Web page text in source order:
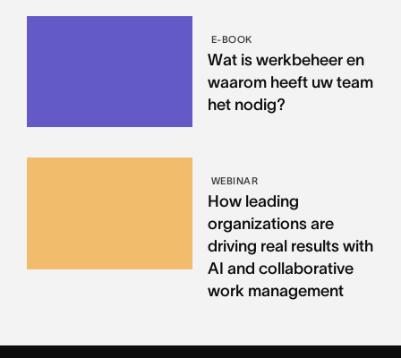
E-BOOK
Wat is werkbeheer en
waarom heeft uw team
het nodig?
WEBINAR
How leading
organizations are
driving real results with
AI and collaborative
work management